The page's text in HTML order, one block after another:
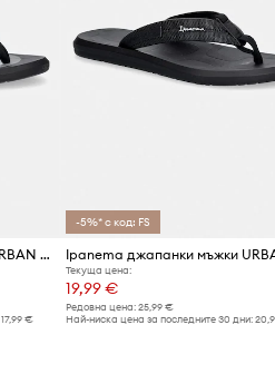
Ipanema джапанки мъжки URBAN GRAPHI
17,99 €
-5%* с код: FS
Текуща цена:
19,99 €
Редовна цена: 25,99 €
Най-ниска цена за последните 30 дни: